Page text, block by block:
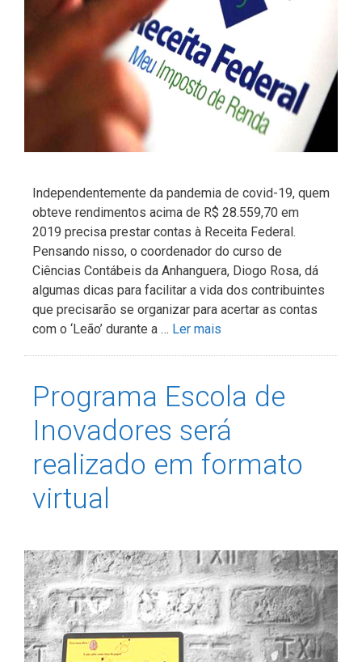
Independentemente da pandemia de covid-19, quem
obteve rendimentos acima de R$ 28.559,70 em
2019 precisa prestar contas à Receita Federal.
Pensando nisso, o coordenador do curso de
Ciências Contábeis da Anhanguera, Diogo Rosa, dá
algumas dicas para facilitar a vida dos contribuintes
que precisarão se organizar para acertar as contas
com o ‘Leão’ durante a … Ler mais
Programa Escola de
Inovadores será
realizado em formato
virtual